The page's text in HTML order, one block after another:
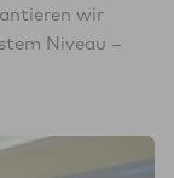
wir
Niveau –